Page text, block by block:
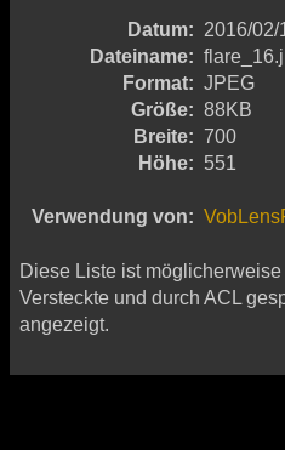
Datum: 2016/02/
Dateiname:
Format: JPEG
Größe: 88KB
Breite: 700
Höhe: 551
Verwendung von:
Diese Liste ist
Versteckte und durch ACL
angezeigt.